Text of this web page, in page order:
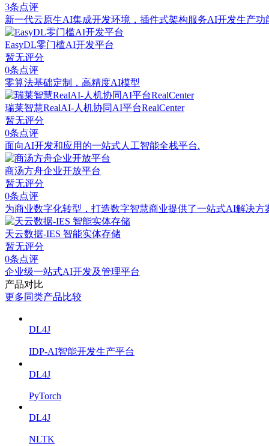
3条点评
新一代云原生AI集成开发环境，插件式架构服务AI开发生产
EasyDL零门槛AI开发平台
暂无评分
0条点评
零算法基础定制，高精度AI模型
瑞莱智慧RealAI-人机协同AI平台RealCenter
暂无评分
0条点评
⾯向AI开发和应⽤的⼀站式⼈⼯智能全栈平台.
商汤方舟企业开放平台
暂无评分
0条点评
为商业数字化转型，打造数字智慧商业提供了一站式AI解决方
天云数据-IES 智能实体存储
暂无评分
0条点评
企业级一站式AI开发及管理平台
产品对比
更多同类产品比较
DL4J
IDP-AI智能开发生产平台
DL4J
PyTorch
DL4J
NLTK